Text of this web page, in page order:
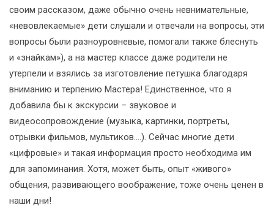
своим рассказом, даже обычно очень невнимательные,
«невовлекаемые» дети слушали и отвечали на вопросы, эти
вопросы были разноуровневые, помогали также блеснуть
и «знайкам»), а на мастер классе даже родители не
утерпели и взялись за изготовление петушка благодаря
вниманию и терпению Мастера! Единственное, что я
добавила бы к экскурсии – звуковое и
видеосопровождение (музыка, картинки, портреты,
отрывки фильмов, мультиков….). Сейчас многие дети
«цифровые» и такая информация просто необходима им
для запоминания. Хотя, может быть, опыт «живого»
общения, развивающего воображение, тоже очень ценен в
наши дни!